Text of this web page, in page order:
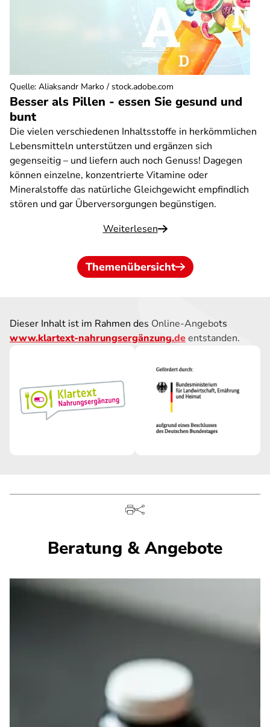
Besser als Pillen - essen Sie gesund und
bunt
Die vielen verschiedenen Inhaltsstoffe in herkömmlichen
Lebensmitteln unterstützen und ergänzen sich
gegenseitig – und liefern auch noch Genuss! Dagegen
können einzelne, konzentrierte Vitamine oder
Mineralstoffe das natürliche Gleichgewicht empfindlich
stören und gar Überversorgungen begünstigen.
Weiterlesen
Quelle: Aliaksandr Marko / stock.adobe.com
Themenübersicht
Dieser Inhalt ist im Rahmen des Online-Angebots
www.klartext-nahrungsergänzung.deentstanden.
Beratung & Angebote